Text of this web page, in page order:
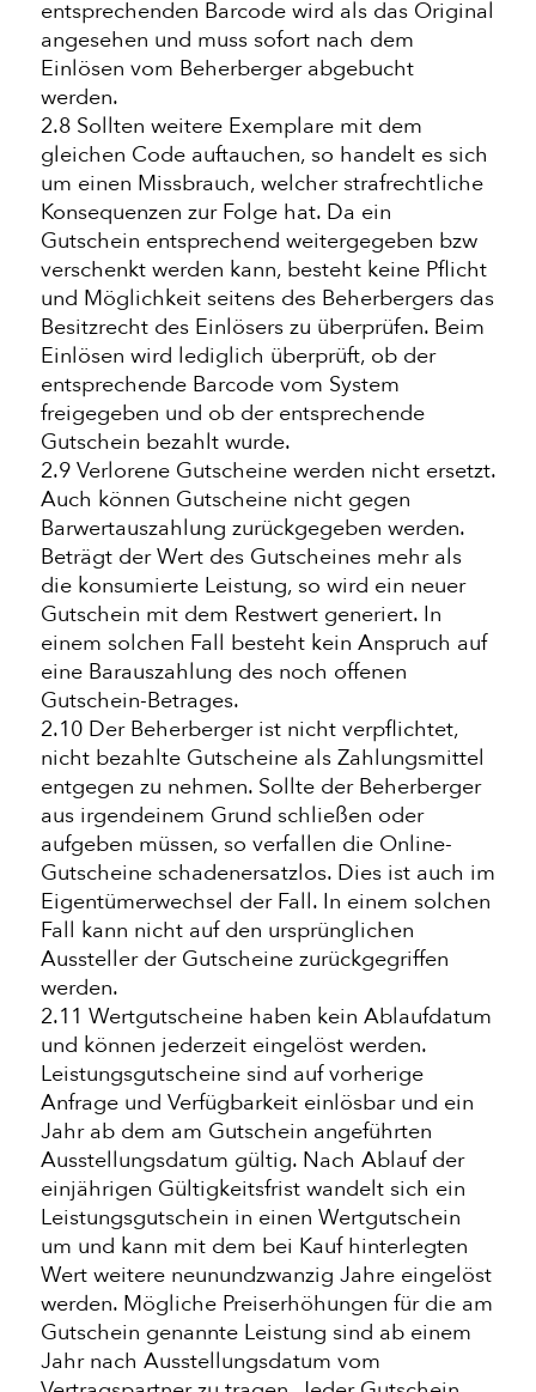
entsprechenden Barcode wird als das Original
angesehen und muss sofort nach dem
Einlösen vom Beherberger abgebucht
werden.
2.8 Sollten weitere Exemplare mit dem
gleichen Code auftauchen, so handelt es sich
um einen Missbrauch, welcher strafrechtliche
Konsequenzen zur Folge hat. Da ein
Gutschein entsprechend weitergegeben bzw
verschenkt werden kann, besteht keine Pflicht
und Möglichkeit seitens des Beherbergers das
Besitzrecht des Einlösers zu überprüfen. Beim
Einlösen wird lediglich überprüft, ob der
entsprechende Barcode vom System
freigegeben und ob der entsprechende
Gutschein bezahlt wurde.
2.9 Verlorene Gutscheine werden nicht ersetzt.
Auch können Gutscheine nicht gegen
Barwertauszahlung zurückgegeben werden.
Beträgt der Wert des Gutscheines mehr als
die konsumierte Leistung, so wird ein neuer
Gutschein mit dem Restwert generiert. In
einem solchen Fall besteht kein Anspruch auf
eine Barauszahlung des noch offenen
Gutschein-Betrages.
2.10 Der Beherberger ist nicht verpflichtet,
nicht bezahlte Gutscheine als Zahlungsmittel
entgegen zu nehmen. Sollte der Beherberger
aus irgendeinem Grund schließen oder
aufgeben müssen, so verfallen die Online-
Gutscheine schadenersatzlos. Dies ist auch im
Eigentümerwechsel der Fall. In einem solchen
Fall kann nicht auf den ursprünglichen
Aussteller der Gutscheine zurückgegriffen
werden.
2.11 Wertgutscheine haben kein Ablaufdatum
und können jederzeit eingelöst werden.
Leistungsgutscheine sind auf vorherige
Anfrage und Verfügbarkeit einlösbar und ein
Jahr ab dem am Gutschein angeführten
Ausstellungsdatum gültig. Nach Ablauf der
einjährigen Gültigkeitsfrist wandelt sich ein
Leistungsgutschein in einen Wertgutschein
um und kann mit dem bei Kauf hinterlegten
Wert weitere neunundzwanzig Jahre eingelöst
werden. Mögliche Preiserhöhungen für die am
Gutschein genannte Leistung sind ab einem
Jahr nach Ausstellungsdatum vom